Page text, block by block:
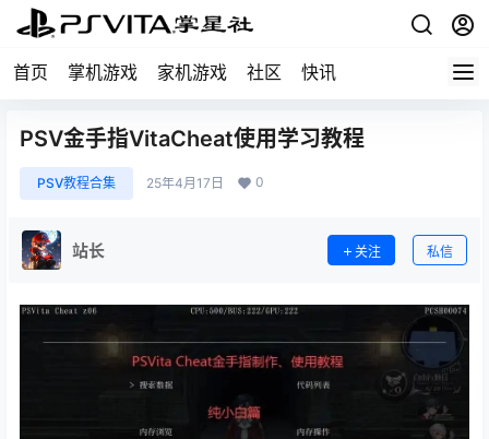
首页 掌机游戏 家机游戏 社区 快讯
PSV金手指VitaCheat使用学习教程
PSV教程合集 25年4月17日 0
站长 关注 私信